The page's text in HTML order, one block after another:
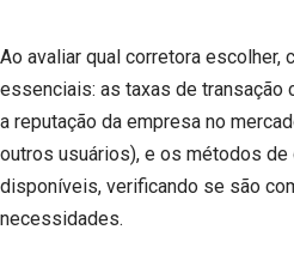
Ao avaliar qual corretora
essenciais: as taxas de transação
a reputação da empresa no
outros usuários), e os métodos
disponíveis, verificando se são
necessidades.